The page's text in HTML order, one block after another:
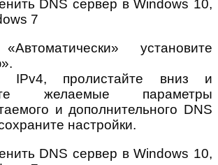
установите
IPv4, пролистайте вниз и
желаемые параметры
и дополнительного DNS
настройки.